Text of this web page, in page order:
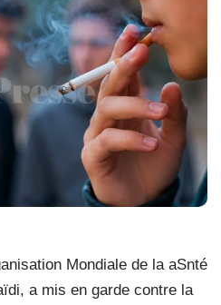
Mondiale de la aSnté
a mis en garde contre la